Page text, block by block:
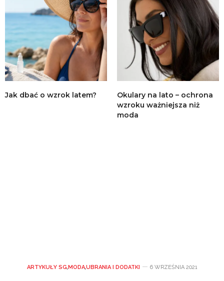
Jak dbać o wzrok latem?
Okulary na lato – ochrona
wzroku ważniejsza niż
moda
ARTYKUŁY SG,MODA,UBRANIA I DODATKI 6 WRZEŚNIA 2021